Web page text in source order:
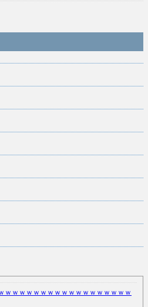
ｗｗｗｗｗｗｗｗｗｗｗｗｗｗｗｗｗｗ